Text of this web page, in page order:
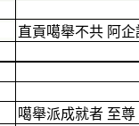
直貢噶舉不共 阿
噶舉派成就者 至尊